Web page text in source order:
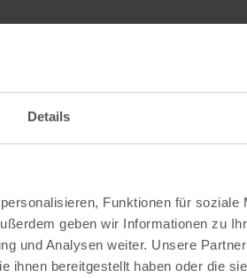
Details
Funktionen für soziale
geben wir Informationen zu
und Analysen weiter. Unsere
ihnen bereitgestellt haben oder die